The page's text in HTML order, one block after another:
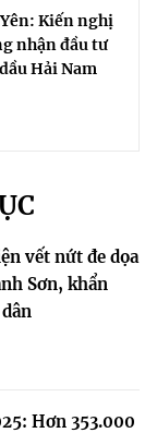
Kiến nghị
nhận đầu tư
Hải Nam
vết nứt đe dọa
Sơn, khẩn
Hơn 353.000